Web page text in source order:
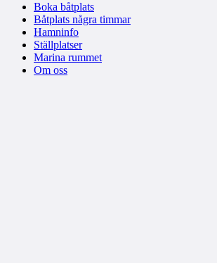
Boka båtplats
Båtplats några timmar
Hamninfo
Ställplatser
Marina rummet
Om oss